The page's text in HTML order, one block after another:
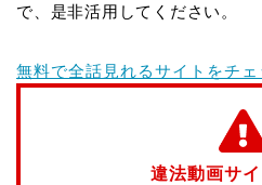
で、是非活用してください。
無料で全話見れるサイトをチェ
違法動画サ